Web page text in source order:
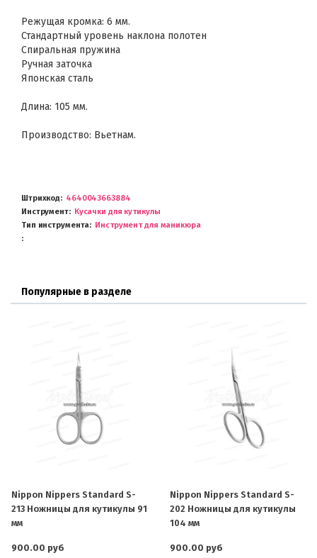
Режущая кромка: 6 мм.
Стандартный уровень наклона полотен
Спиральная пружина
Ручная заточка
Японская сталь
Длина: 105 мм.
Производство: Вьетнам.
Штрихкод
4640043663884
Инструмент
Кусачки для кутикулы
Тип инструмента
Инструмент для маникюра
Популярные в разделе
Nippon Nippers Standard S-
213 Ножницы для кутикулы 91
мм
900.00 руб
Nippon Nippers Standard S-
202 Ножницы для кутикулы
104 мм
900.00 руб